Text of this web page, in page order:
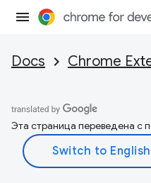
Docs Chrome
Эта страница переведена с